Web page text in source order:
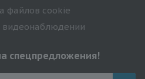
файлов cookie
видеонаблюдении
спецпредложения!